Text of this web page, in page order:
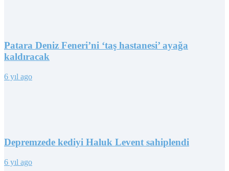
Patara Deniz Feneri’ni ‘taş hastanesi’ ayağa
kaldıracak
6 yıl ago
Depremzede kediyi Haluk Levent sahiplendi
6 yıl ago